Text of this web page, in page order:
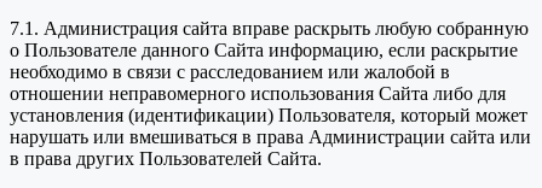
7.1. Администрация сайта вправе раскрыть любую собранную
о Пользователе данного Сайта информацию, если раскрытие
необходимо в связи с расследованием или жалобой в
отношении неправомерного использования Сайта либо для
установления (идентификации) Пользователя, который может
нарушать или вмешиваться в права Администрации сайта или
в права других Пользователей Сайта.